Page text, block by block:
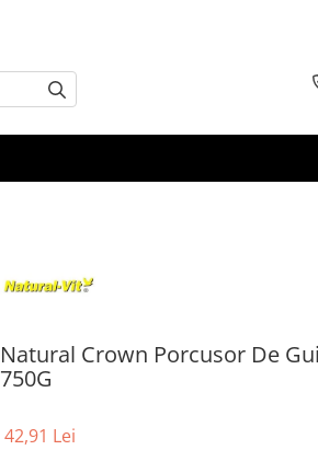
Natural Crown Porcusor De
750G
42,91 Lei